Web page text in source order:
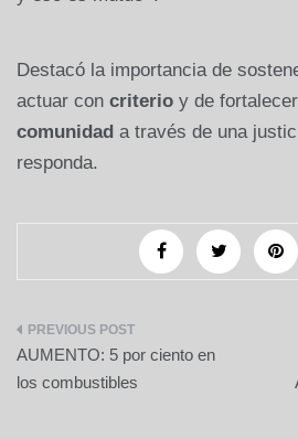
Destacó la importancia de
actuar con criterio y de fortalecer
comunidad a través de una
responda.
Navegación
de
AUMENTO: 5 por ciento en
los combustibles